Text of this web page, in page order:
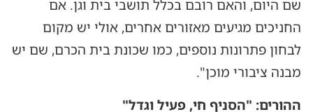
שם היום, והאם רובם בכלל תושבי בית וגן. אם
החניכים מגיעים מאזורים אחרים, אולי יש מקום
לבחון פתרונות נוספים, כמו שכונת בית הכרם, שם יש
מבנה ציבורי מוכן".
ההורים: "הסניף חי, פעיל וגדל"